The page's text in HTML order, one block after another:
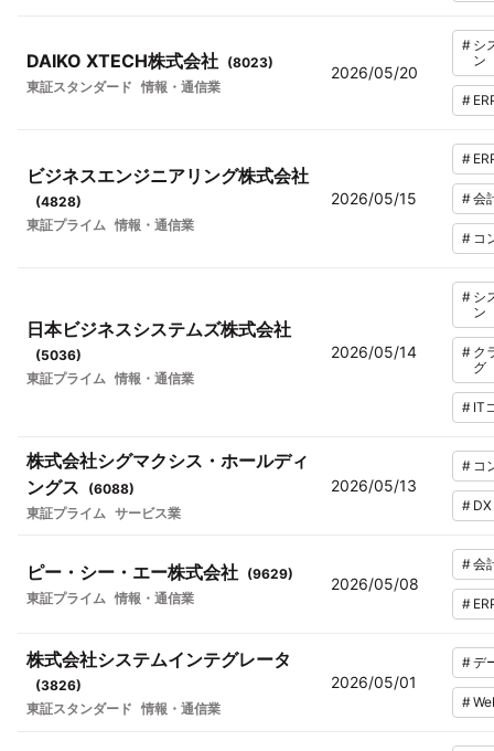
DAIKO XTECH株式会社 (8023)
東証スタンダード 情報・通信業
2026/05/20
# シ
ン
#
ビジネスエンジニアリング株式会社
(4828)
東証プライム 情報・通信業
2026/05/15
#
#会
# コ
日本ビジネスシステムズ株式会社
(5036)
東証プライム 情報・通信業
2026/05/14
# シ
ン
# ク
グ
# IT
株式会社シグマクシス・ホールディ
ングス
(6088)
東証プライム サービス業
2026/05/13
# コ
# DX
ピー・シー・エー株式会社 (9629)
東証プライム 情報・通信業
2026/05/08
#会
#
株式会社システムインテグレータ
(3826)
東証スタンダード 情報・通信業
2026/05/01
#デ
#